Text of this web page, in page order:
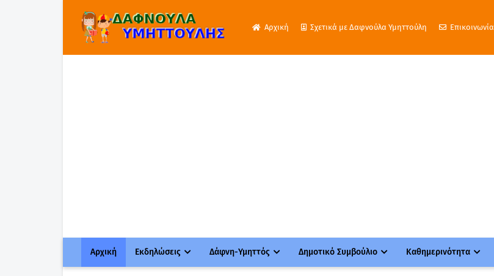
Αρχική Σχετικά με Δαφνούλα Υμηττούλη Επικοινωνία
Αρχική Εκδηλώσεις Δάφνη-Υμηττός Δημοτικό Συμβούλιο Καθημερινότητα